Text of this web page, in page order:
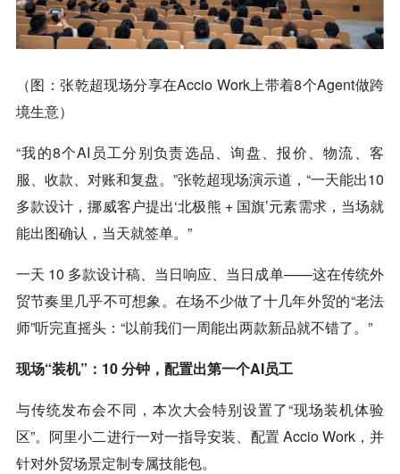
（图：张乾超现场分享在Accio Work上带着8个Agent做跨
境生意）
“我的8个AI员工分别负责选品、询盘、报价、物流、客
服、收款、对账和复盘。”张乾超现场演示道，“一天能出10
多款设计，挪威客户提出‘北极熊 + 国旗’元素需求，当场就
能出图确认，当天就签单。”
一天 10 多款设计稿、当日响应、当日成单——这在传统外
贸节奏里几乎不可想象。在场不少做了十几年外贸的“老法
师”听完直摇头：“以前我们一周能出两款新品就不错了。”
现场“装机”：10 分钟，配置出第一个AI员工
与传统发布会不同，本次大会特别设置了“现场装机体验
区”。阿里小二进行一对一指导安装、配置 Accio Work，并
针对外贸场景定制专属技能包。